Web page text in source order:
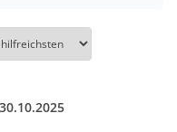
30.10.2025